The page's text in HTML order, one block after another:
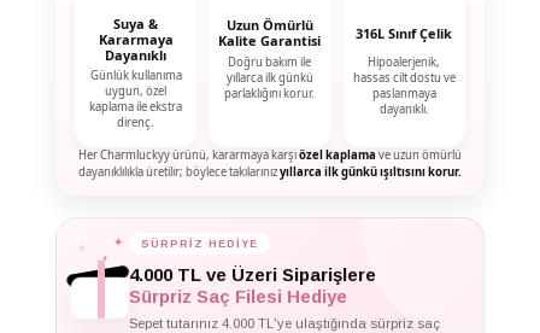
Suya &
Kararmaya
Dayanıklı
Günlük kullanıma
uygun, özel
kaplama ile ekstra
direnç.
Uzun Ömürlü
Kalite Garantisi
Doğru bakım ile
yıllarca ilk günkü
parlaklığını korur.
316L Sınıf Çelik
Hipoalerjenik,
hassas cilt dostu ve
paslanmaya
dayanıklı.
Her Charmluckyy ürünü, kararmaya karşıözel kaplama ve uzun ömürlü
dayanıklılıkla üretilir; böylece takılarınızyıllarca ilk günkü ışıltısını korur.
✦ SÜRPRİZ HEDİYE
4.000 TL ve Üzeri Siparişlere
Sürpriz Saç Filesi Hediye
Sepet tutarınız 4.000 TL'ye ulaştığında sürpriz saç